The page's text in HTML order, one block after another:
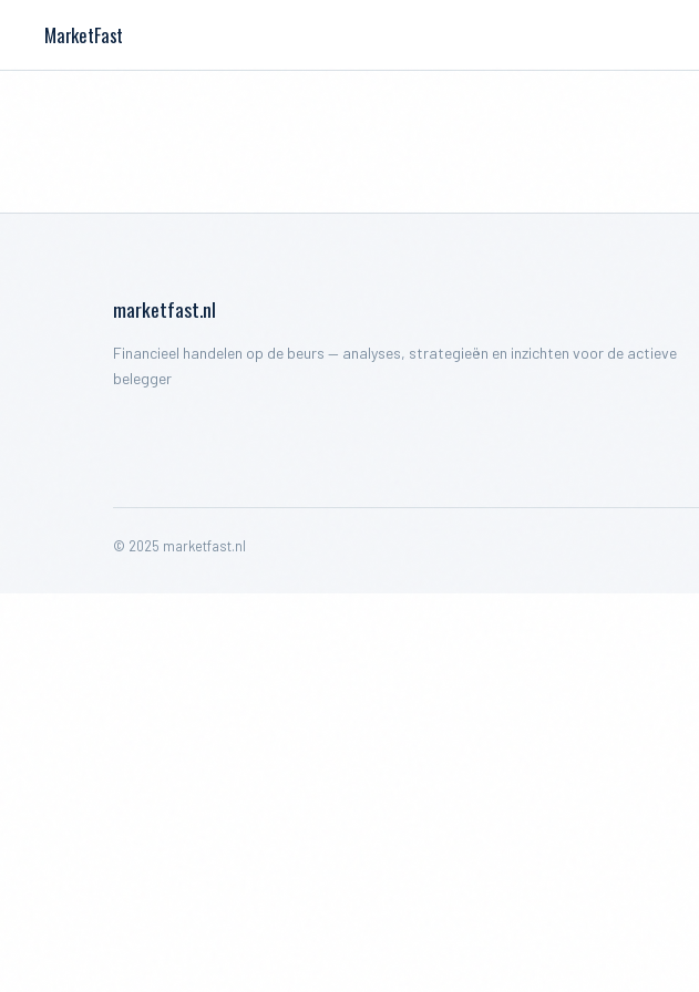
MarketFast
marketfast.nl
Financieel handelen op de beurs — analyses, strategieën en inzichten voor de actieve
belegger
© 2025 marketfast.nl